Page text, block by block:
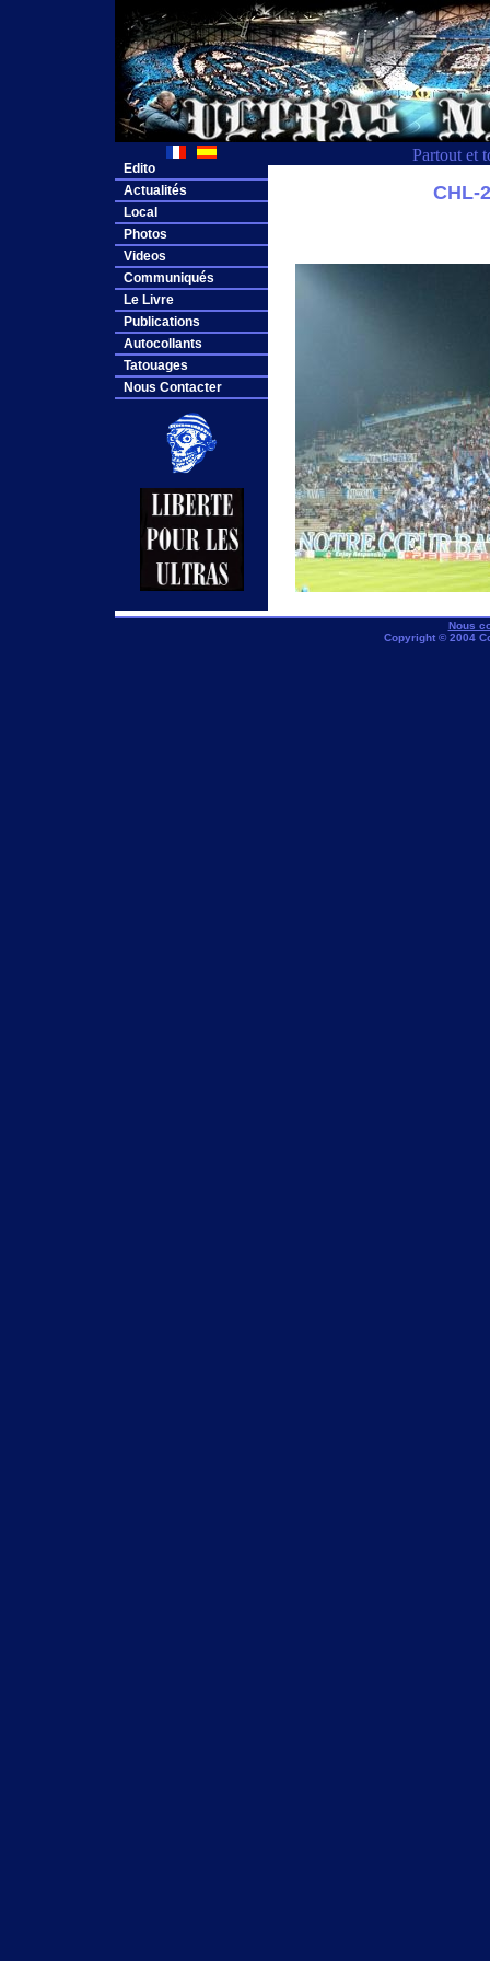
Partout et
Edito
Actualités
Local
Photos
Videos
Communiqués
Le Livre
Publications
Autocollants
Tatouages
Nous Contacter
CHL-
Nous
Copyright © 2004